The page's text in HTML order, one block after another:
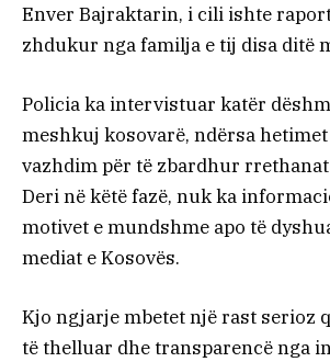
Enver Bajraktarin, i cili ishte
zhdukur nga familja e tij disa ditë
Policia ka intervistuar katër
meshkuj kosovarë, ndërsa
vazhdim për të zbardhur
Deri në këtë fazë, nuk ka
motivet e mundshme apo të
mediat e Kosovës.
Kjo ngjarje mbetet një rast serioz
të thelluar dhe transparencë nga